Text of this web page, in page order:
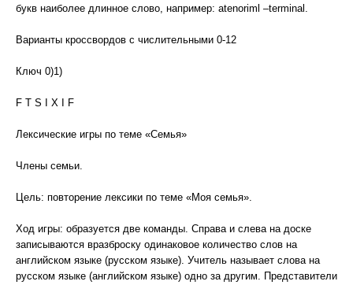
букв наиболее длинное слово, например: аtenoriml –terminal.
Варианты кроссвордов с числительными 0-12
Ключ 0)1)
F T S I X I F
Лексические игры по теме «Семья»
Члены семьи.
Цель: повторение лексики по теме «Моя семья».
Ход игры: образуется две команды. Справа и слева на доске
записываются вразброску одинаковое количество слов на
английском языке (русском языке). Учитель называет слова на
русском языке (английском языке) одно за другим. Представители